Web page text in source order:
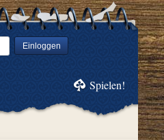
Einloggen
Spielen!